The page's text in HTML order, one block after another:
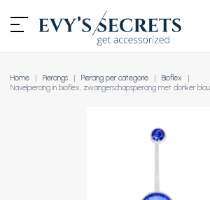
Home Piercings Piercing per categorie
Bioflex
Navelpiercing in bioflex, zwangerschapspiercing met donker